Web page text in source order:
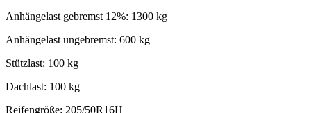
Anhängelast gebremst 12%: 1300 kg
Anhängelast ungebremst: 600 kg
Stützlast: 100 kg
Dachlast: 100 kg
Reifengröße: 205/50R16H